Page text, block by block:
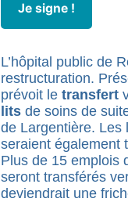
Je signe !
L’hôpital public de
restructuration.
prévoit letransfert
lits de soins de
de Largentière. Les
seraient également
Plus de 15 emplois
seront transférés
deviendrait une